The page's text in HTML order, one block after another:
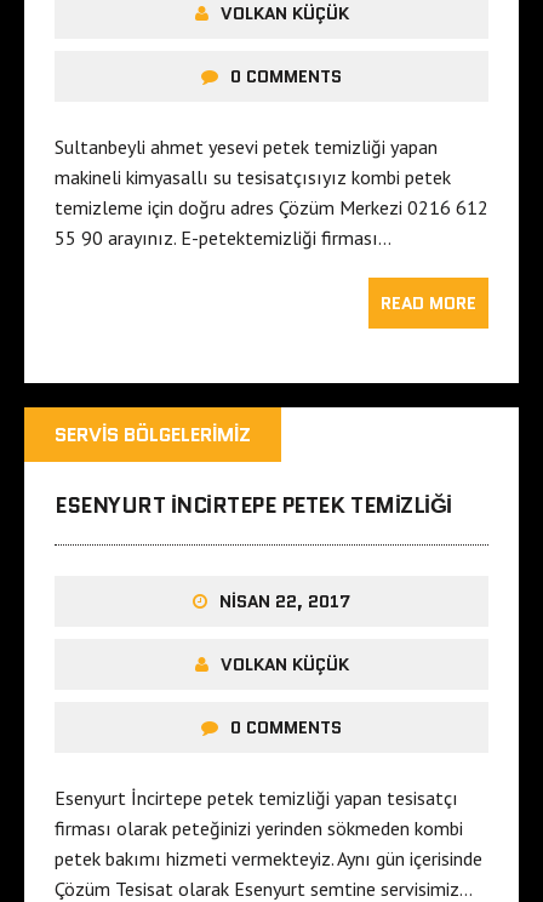
VOLKAN KÜÇÜK
0 COMMENTS
Sultanbeyli ahmet yesevi petek temizliği yapan
makineli kimyasallı su tesisatçısıyız kombi petek
temizleme için doğru adres Çözüm Merkezi 0216 612
55 90 arayınız. E-petektemizliği firması…
READ MORE
SERVIS BÖLGELERIMIZ
ESENYURT İNCIRTEPE PETEK TEMIZLIĞI
NISAN 22, 2017
VOLKAN KÜÇÜK
0 COMMENTS
Esenyurt İncirtepe petek temizliği yapan tesisatçı
firması olarak peteğinizi yerinden sökmeden kombi
petek bakımı hizmeti vermekteyiz. Aynı gün içerisinde
Çözüm Tesisat olarak Esenyurt semtine servisimiz…